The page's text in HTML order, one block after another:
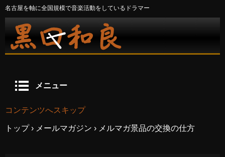
名古屋を軸に全国規模で音楽活動をしているドラマー
メニュー
コンテンツへスキップ
トップ › メールマガジン › メルマガ景品の交換の仕方